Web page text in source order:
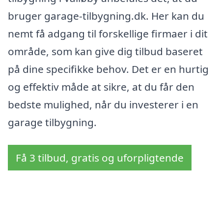
bruger garage-tilbygning.dk. Her kan du
nemt få adgang til forskellige firmaer i dit
område, som kan give dig tilbud baseret
på dine specifikke behov. Det er en hurtig
og effektiv måde at sikre, at du får den
bedste mulighed, når du investerer i en
garage tilbygning.
Få 3 tilbud, gratis og uforpligtende